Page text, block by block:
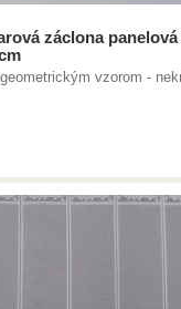
záclona
vzorom -